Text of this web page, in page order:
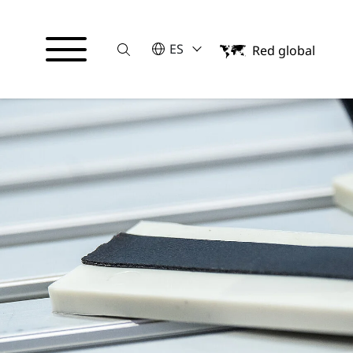
SuchePOR FAVOR SELECCIONE UN
ES
English
Red global